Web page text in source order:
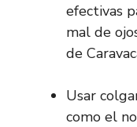
efectivas
mal de
de
Usar
como el